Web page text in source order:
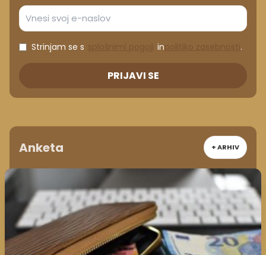
Strinjam se s in .
PRIJAVI SE
Anketa + ARHIV